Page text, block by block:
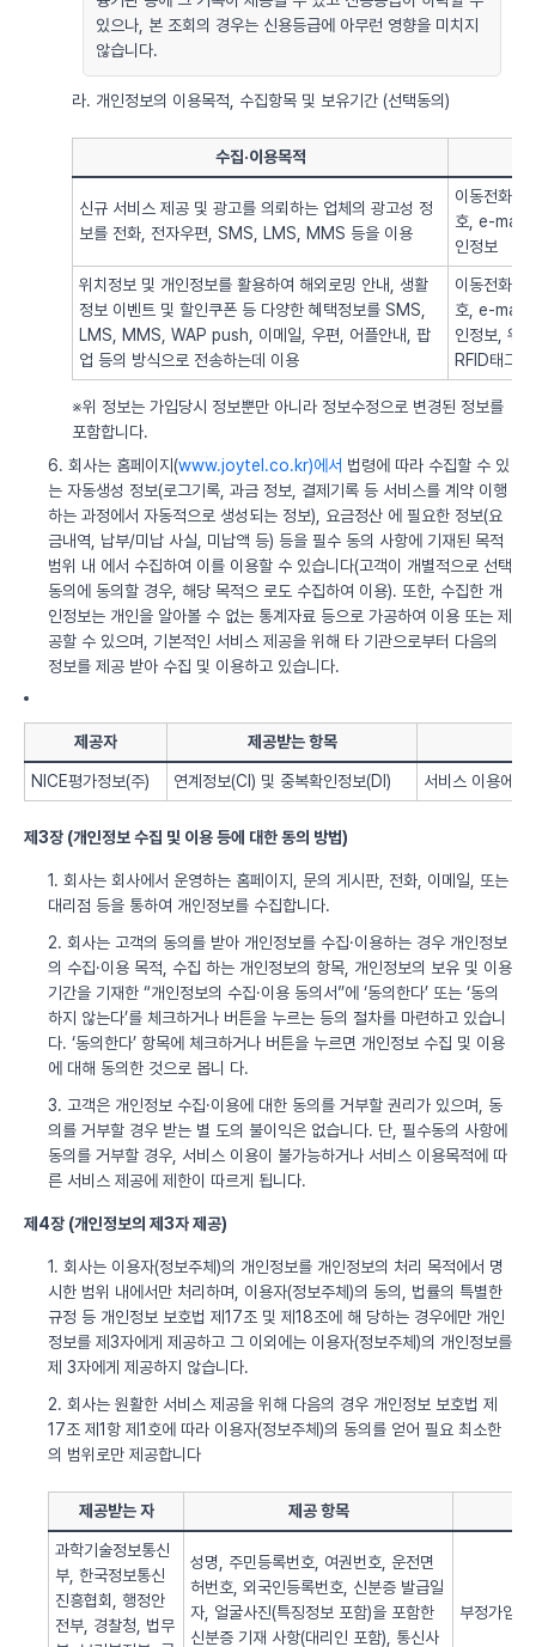
있으나, 본 조회의 경우는 신용등급에 아무런 영향을 미치지
않습니다.
라. 개인정보의 이용목적, 수집항목 및 보유기간 (선택동의)
수집·이용목적
신규 서비스 제공 및 광고를 의뢰하는 업체의 광고성 정
보를 전화, 전자우편, SMS, LMS, MMS 등을 이용
이동전화번
호, e-mail,
인정보
위치정보 및 개인정보를 활용하여 해외로밍 안내, 생활
정보 이벤트 및 할인쿠폰 등 다양한 혜택정보를 SMS,
LMS, MMS, WAP push, 이메일, 우편, 어플안내, 팝
업 등의 방식으로 전송하는데 이용
이동전화번
호, e-mail,
인정보, 위
RFID태그
※위 정보는 가입당시 정보뿐만 아니라 정보수정으로 변경된 정보를
포함합니다.
6. 회사는 홈페이지(www.joytel.co.kr)에서 법령에 따라 수집할 수 있
는 자동생성 정보(로그기록, 과금 정보, 결제기록 등 서비스를 계약 이행
하는 과정에서 자동적으로 생성되는 정보), 요금정산 에 필요한 정보(요
금내역, 납부/미납 사실, 미납액 등) 등을 필수 동의 사항에 기재된 목적
범위 내 에서 수집하여 이를 이용할 수 있습니다(고객이 개별적으로 선택
동의에 동의할 경우, 해당 목적으 로도 수집하여 이용). 또한, 수집한 개
인정보는 개인을 알아볼 수 없는 통계자료 등으로 가공하여 이용 또는 제
공할 수 있으며, 기본적인 서비스 제공을 위해 타 기관으로부터 다음의
정보를 제공 받아 수집 및 이용하고 있습니다.
제공자 제공받는 항목
NICE평가정보(주) 연계정보(CI) 및 중복확인정보(DI) 서비스 이용에
제3장 (개인정보 수집 및 이용 등에 대한 동의 방법)
1. 회사는 회사에서 운영하는 홈페이지, 문의 게시판, 전화, 이메일, 또는
대리점 등을 통하여 개인정보를 수집합니다.
2. 회사는 고객의 동의를 받아 개인정보를 수집·이용하는 경우 개인정보
의 수집·이용 목적, 수집 하는 개인정보의 항목, 개인정보의 보유 및 이용
기간을 기재한 “개인정보의 수집·이용 동의서”에 ‘동의한다’ 또는 ‘동의
하지 않는다’를 체크하거나 버튼을 누르는 등의 절차를 마련하고 있습니
다. ‘동의한다’ 항목에 체크하거나 버튼을 누르면 개인정보 수집 및 이용
에 대해 동의한 것으로 봅니 다.
3. 고객은 개인정보 수집·이용에 대한 동의를 거부할 권리가 있으며, 동
의를 거부할 경우 받는 별 도의 불이익은 없습니다. 단, 필수동의 사항에
동의를 거부할 경우, 서비스 이용이 불가능하거나 서비스 이용목적에 따
른 서비스 제공에 제한이 따르게 됩니다.
제4장 (개인정보의 제3자 제공)
1. 회사는 이용자(정보주체)의 개인정보를 개인정보의 처리 목적에서 명
시한 범위 내에서만 처리하며, 이용자(정보주체)의 동의, 법률의 특별한
규정 등 개인정보 보호법 제17조 및 제18조에 해 당하는 경우에만 개인
정보를 제3자에게 제공하고 그 이외에는 이용자(정보주체)의 개인정보를
제 3자에게 제공하지 않습니다.
2. 회사는 원활한 서비스 제공을 위해 다음의 경우 개인정보 보호법 제
17조 제1항 제1호에 따라 이용자(정보주체)의 동의를 얻어 필요 최소한
의 범위로만 제공합니다
제공받는 자 제공 항목
과학기술정보통신
부, 한국정보통신
진흥협회, 행정안
전부, 경찰청, 법무
성명, 주민등록번호, 여권번호, 운전면
허번호, 외국인등록번호, 신분증 발급일
자, 얼굴사진(특징정보 포함)을 포함한
신분증 기재 사항(대리인 포함), 통신사
부정가입